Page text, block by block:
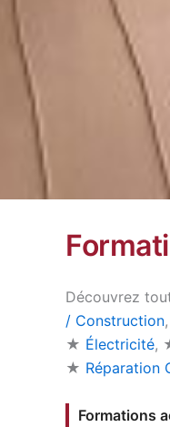
Découvrez
/ Construction
★ Électricité,
★ Réparation
Formations